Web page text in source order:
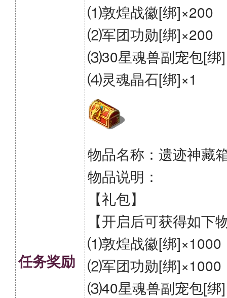
任务奖励
⑴敦煌战徽[绑]×200
⑵军团功勋[绑]×200
⑶30星魂兽副宠包[绑
⑷灵魂晶石[绑]×1
物品名称：遗迹神藏
物品说明：
【礼包】
【开启后可获得如下
⑴敦煌战徽[绑]×1000
⑵军团功勋[绑]×1000
⑶40星魂兽副宠包[绑